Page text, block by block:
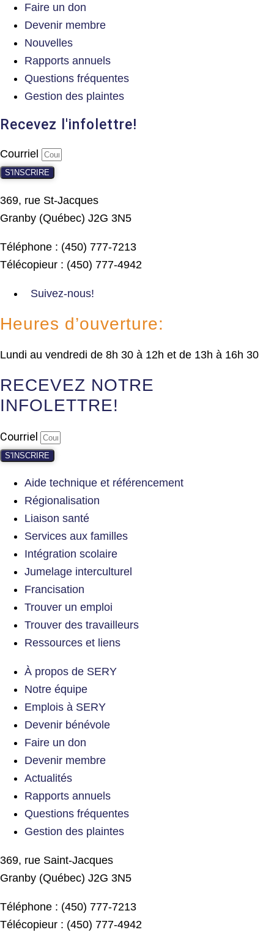
Faire un don
Devenir membre
Nouvelles
Rapports annuels
Questions fréquentes
Gestion des plaintes
Recevez l'infolettre!
Courriel
S'INSCRIRE
369, rue St-Jacques
Granby (Québec) J2G 3N5
Téléphone : (450) 777-7213
Télécopieur : (450) 777-4942
Suivez-nous!
Heures d’ouverture:
Lundi au vendredi de 8h 30 à 12h et de 13h à 16h 30
RECEVEZ NOTRE
INFOLETTRE!
Courriel
S'INSCRIRE
Aide technique et référencement
Régionalisation
Liaison santé
Services aux familles
Intégration scolaire
Jumelage interculturel
Francisation
Trouver un emploi
Trouver des travailleurs
Ressources et liens
À propos de SERY
Notre équipe
Emplois à SERY
Devenir bénévole
Faire un don
Devenir membre
Actualités
Rapports annuels
Questions fréquentes
Gestion des plaintes
369, rue Saint-Jacques
Granby (Québec) J2G 3N5
Téléphone : (450) 777-7213
Télécopieur : (450) 777-4942